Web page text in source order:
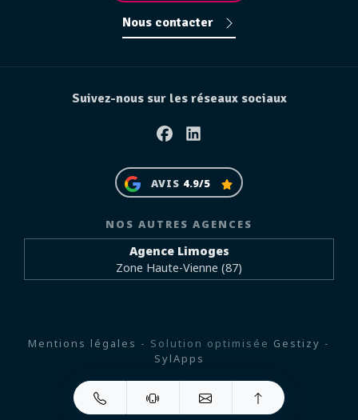
Nous contacter
Suivez-nous sur les réseaux sociaux
FacebookLinkedin
AVIS 4.9/5
NOS AUTRES AGENCES
Agence Limoges
Zone Haute-Vienne (87)
Mentions légales - Solution optimisée Gestizy -
SylApps